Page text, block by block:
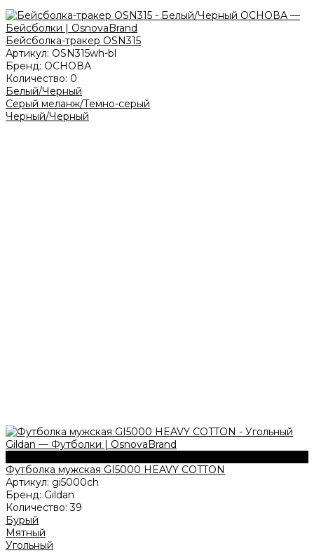
Бейсболка-тракер OSN315
Артикул: OSN315wh-bl
Бренд: ОСНОВА
Количество: 0
Белый/Черный
Серый меланж/Темно-серый
Черный/Черный
Футболка мужская GI5000 HEAVY COTTON
Артикул: gi5000ch
Бренд: Gildan
Количество:39
Бурый
Мятный
Угольный